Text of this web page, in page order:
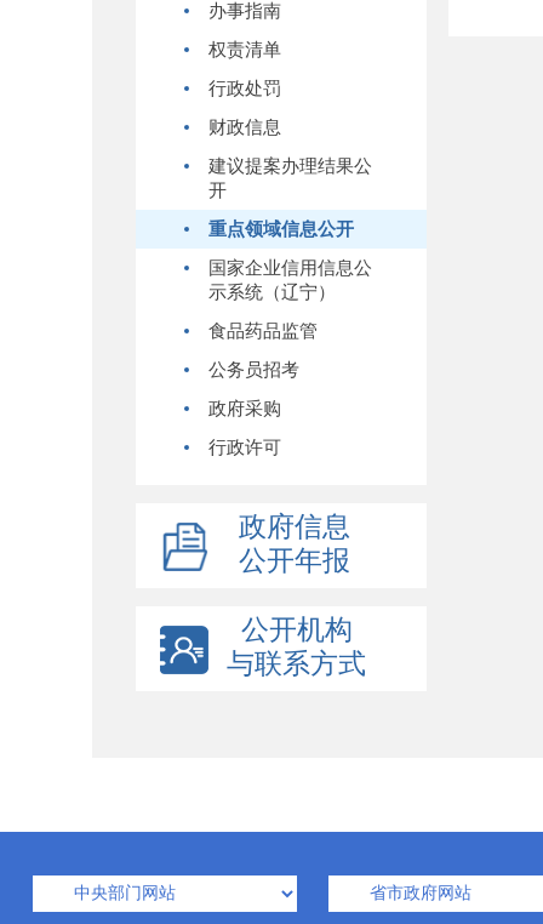
办事指南
权责清单
行政处罚
财政信息
建议提案办理结果公
开
重点领域信息公开
国家企业信用信息公
示系统（辽宁）
食品药品监管
公务员招考
政府采购
行政许可
政府信息
公开年报
公开机构
与联系方式